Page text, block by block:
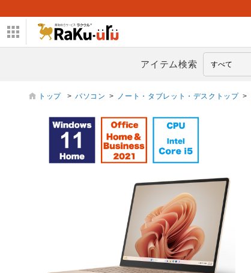
アイテム検索
トップ > パソコン > ノート・タブレット・デスクトップ >